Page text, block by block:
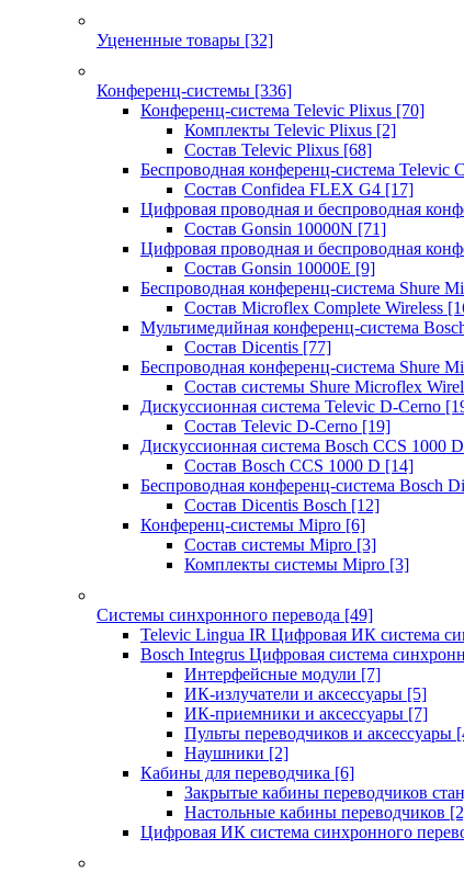
Уцененные товары [32]
Конференц-системы [336]
Конференц-система Televic Plixus [70]
Комплекты Televic Plixus [2]
Состав Televic Plixus [68]
Беспроводная конференц-система Televic
Состав Confidea FLEX G4 [17]
Цифровая проводная и беспроводная
Состав Gonsin 10000N [71]
Цифровая проводная и беспроводная
Состав Gonsin 10000E [9]
Беспроводная конференц-система Shure
Состав Microflex Complete Wireless
Мультимедийная конференц-система
Состав Dicentis [77]
Беспроводная конференц-система Shure
Состав системы Shure Microflex
Дискуссионная система Televic D-Cerno
Состав Televic D-Cerno [19]
Дискуссионная система Bosch CCS 1000 D
Состав Bosch CCS 1000 D [14]
Беспроводная конференц-система Bosch
Состав Dicentis Bosch [12]
Конференц-системы Mipro [6]
Состав системы Mipro [3]
Комплекты системы Mipro [3]
Системы синхронного перевода [49]
Televic Lingua IR Цифровая ИК система
Bosch Integrus Цифровая система
Интерфейсные модули [7]
ИК-излучатели и аксессуары [5]
ИК-приемники и аксессуары [7]
Пульты переводчиков и аксессуары
Наушники [2]
Кабины для переводчика [6]
Закрытые кабины переводчиков
Настольные кабины переводчиков
Цифровая ИК система синхронного